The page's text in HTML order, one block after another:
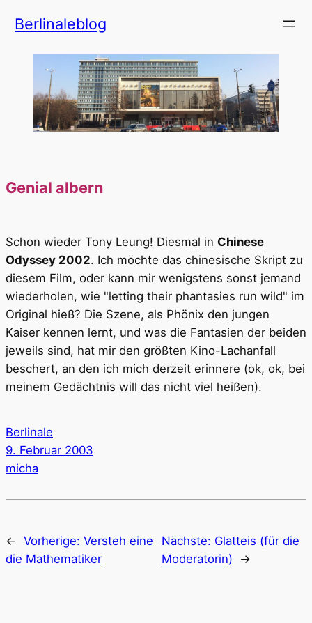
Inhalt
Berlinaleblog
Genial albern
Schon wieder Tony Leung! Diesmal in Chinese
Odyssey 2002. Ich möchte das chinesische Skript zu
diesem Film, oder kann mir wenigstens sonst jemand
wiederholen, wie "letting their phantasies run wild" im
Original hieß? Die Szene, als Phönix den jungen
Kaiser kennen lernt, und was die Fantasien der beiden
jeweils sind, hat mir den größten Kino-Lachanfall
beschert, an den ich mich derzeit erinnere (ok, ok, bei
meinem Gedächtnis will das nicht viel heißen).
Berlinale
9. Februar 2003
micha
← Vorherige: Versteh eine
die Mathematiker
Nächste: Glatteis (für die
Moderatorin)
→